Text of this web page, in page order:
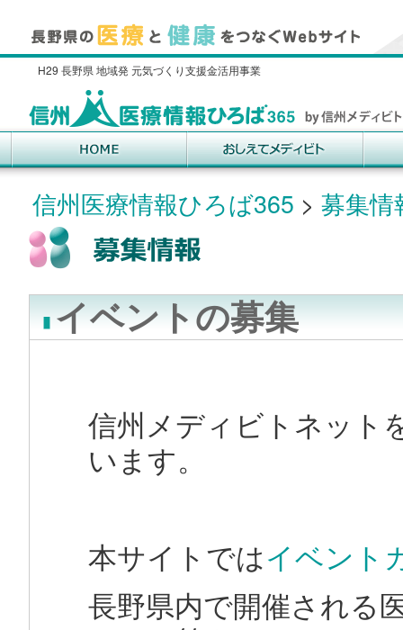
H29 長野県 地域発 元気づくり支援金活用事業
信州医療情報ひろば365 > 募集情
イベントの募集
信州メディビトネット
います。
本サイトではイベント
長野県内で開催される